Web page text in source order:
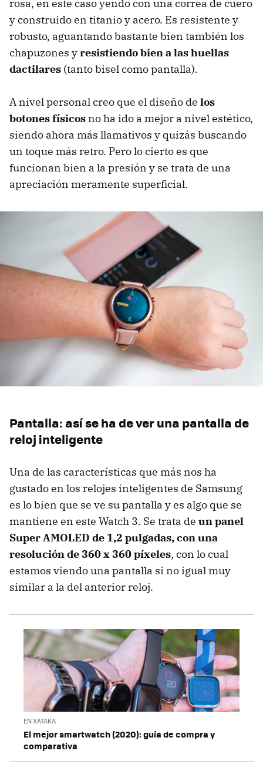
rosa, en este caso yendo con una correa de cuero
y construido en titanio y acero. Es resistente y
robusto, aguantando bastante bien también los
chapuzones yresistiendo bien a las huellas
dactilares (tanto bisel como pantalla).
A nivel personal creo que el diseño de los
botones físicos no ha ido a mejor a nivel estético,
siendo ahora más llamativos y quizás buscando
un toque más retro. Pero lo cierto es que
funcionan bien a la presión y se trata de una
apreciación meramente superficial.
Pantalla: así se ha de ver una pantalla de
reloj inteligente
Una de las características que más nos ha
gustado en los relojes inteligentes de Samsung
es lo bien que se ve su pantalla y es algo que se
mantiene en este Watch 3. Se trata de un panel
Super AMOLED de 1,2 pulgadas, con una
resolución de 360 x 360 píxeles, con lo cual
estamos viendo una pantalla si no igual muy
similar a la del anterior reloj.
EN XATAKA
El mejor smartwatch (2020): guía de compra y
comparativa